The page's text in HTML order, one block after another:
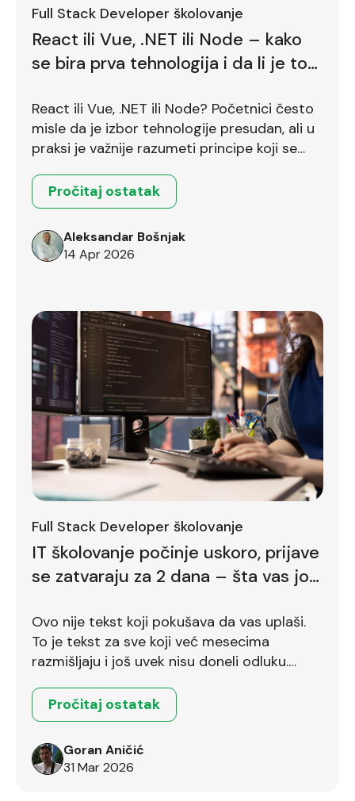
Full Stack Developer školovanje
React ili Vue, .NET ili Node – kako
se bira prva tehnologija i da li je to
React ili Vue, .NET ili Node? Početnici često
misle da je izbor tehnologije presudan, ali u
praksi je važnije razumeti principe koji se
Pročitaj ostatak
Aleksandar Bošnjak
14 Apr 2026
Full Stack Developer školovanje
IT školovanje počinje uskoro, prijave
se zatvaraju za 2 dana – šta vas još
Ovo nije tekst koji pokušava da vas uplaši.
To je tekst za sve koji već mesecima
razmišljaju i još uvek nisu doneli odluku.
Pročitaj ostatak
Goran Aničić
31 Mar 2026